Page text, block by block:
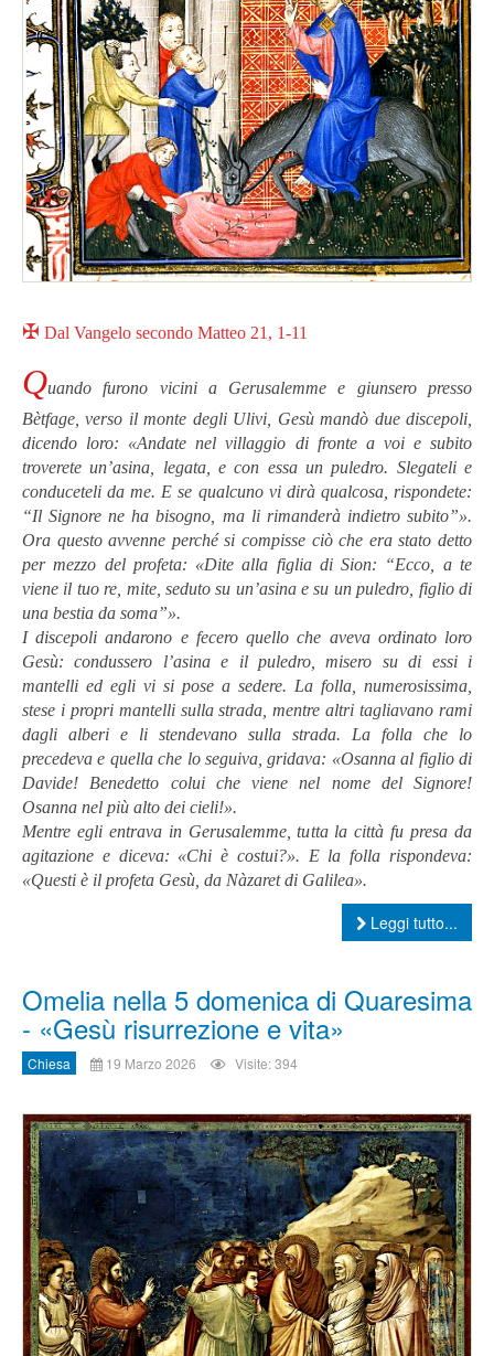
✠ Dal Vangelo secondo Matteo 21, 1-11
Quando furono vicini a Gerusalemme e giunsero presso
Bètfage, verso il monte degli Ulivi, Gesù mandò due discepoli,
dicendo loro: «Andate nel villaggio di fronte a voi e subito
troverete un’asina, legata, e con essa un puledro. Slegateli e
conduceteli da me. E se qualcuno vi dirà qualcosa, rispondete:
“Il Signore ne ha bisogno, ma li rimanderà indietro subito”».
Ora questo avvenne perché si compisse ciò che era stato detto
per mezzo del profeta: «Dite alla figlia di Sion: “Ecco, a te
viene il tuo re, mite, seduto su un’asina e su un puledro, figlio di
una bestia da soma”».
I discepoli andarono e fecero quello che aveva ordinato loro
Gesù: condussero l’asina e il puledro, misero su di essi i
mantelli ed egli vi si pose a sedere. La folla, numerosissima,
stese i propri mantelli sulla strada, mentre altri tagliavano rami
dagli alberi e li stendevano sulla strada. La folla che lo
precedeva e quella che lo seguiva, gridava: «Osanna al figlio di
Davide! Benedetto colui che viene nel nome del Signore!
Osanna nel più alto dei cieli!».
Mentre egli entrava in Gerusalemme, tutta la città fu presa da
agitazione e diceva: «Chi è costui?». E la folla rispondeva:
«Questi è il profeta Gesù, da Nàzaret di Galilea».
Leggi tutto...
Omelia nella 5 domenica di Quaresima
- «Gesù risurrezione e vita»
Chiesa 19 Marzo 2026 Visite: 394